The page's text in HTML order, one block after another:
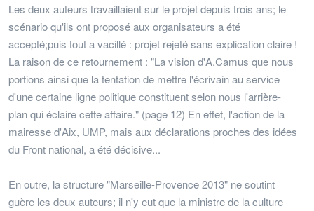
Les deux auteurs travaillaient sur le projet depuis trois ans; le
scénario qu'ils ont proposé aux organisateurs a été
accepté;puis tout a vacillé : projet rejeté sans explication claire !
La raison de ce retournement : "La vision d'A.Camus que nous
portions ainsi que la tentation de mettre l'écrivain au service
d'une certaine ligne politique constituent selon nous l'arrière-
plan qui éclaire cette affaire." (page 12) En effet, l'action de la
mairesse d'Aix, UMP, mais aux déclarations proches des idées
du Front national, a été décisive...
En outre, la structure "Marseille-Provence 2013" ne soutint
guère les deux auteurs; il n'y eut que la ministre de la culture